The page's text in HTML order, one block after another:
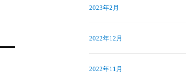
2023年2月
2022年12月
2022年11月